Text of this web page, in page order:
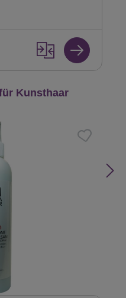
Kunsthaar